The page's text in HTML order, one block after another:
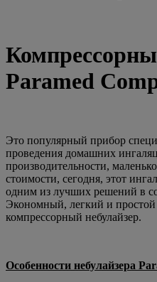
Paramed
Это популярный прибор
проведения домашних
производительности,
стоимости, сегодня, этот
одним из лучших решений в
Экономный, легкий и простой
компрессорный небулайзер.
Особенности небулайзера